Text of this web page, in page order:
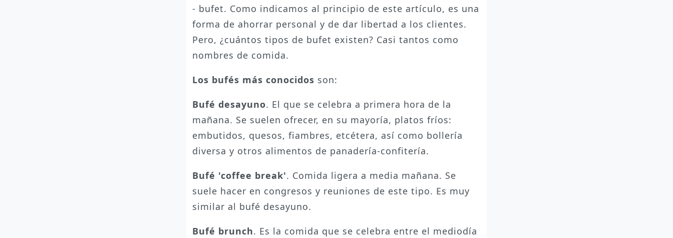
- bufet. Como indicamos al principio de este artículo, es una
forma de ahorrar personal y de dar libertad a los clientes.
Pero, ¿cuántos tipos de bufet existen? Casi tantos como
nombres de comida.
Los bufés más conocidos son:
Bufé desayuno. El que se celebra a primera hora de la
mañana. Se suelen ofrecer, en su mayoría, platos fríos:
embutidos, quesos, fiambres, etcétera, así como bollería
diversa y otros alimentos de panadería-confitería.
Bufé 'coffee break'. Comida ligera a media mañana. Se
suele hacer en congresos y reuniones de este tipo. Es muy
similar al bufé desayuno.
Bufé brunch. Es la comida que se celebra entre el mediodía